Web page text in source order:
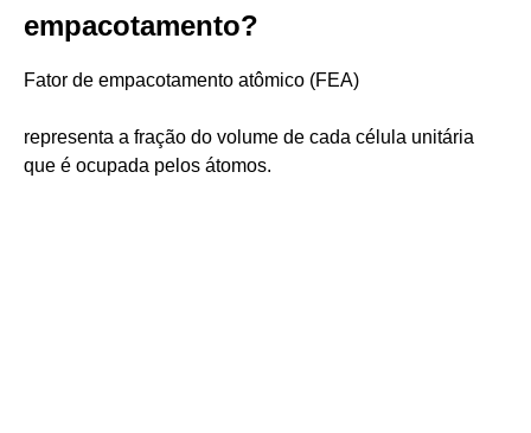
empacotamento?
Fator de empacotamento atômico (FEA)
representa a fração do volume de cada célula unitária
que é ocupada pelos átomos.